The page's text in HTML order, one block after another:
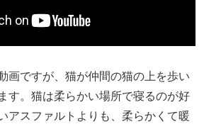
画ですが、猫が仲間の猫の上を歩い
す。猫は柔らかい場所で寝るのが好
アスファルトよりも、柔らかくて暖